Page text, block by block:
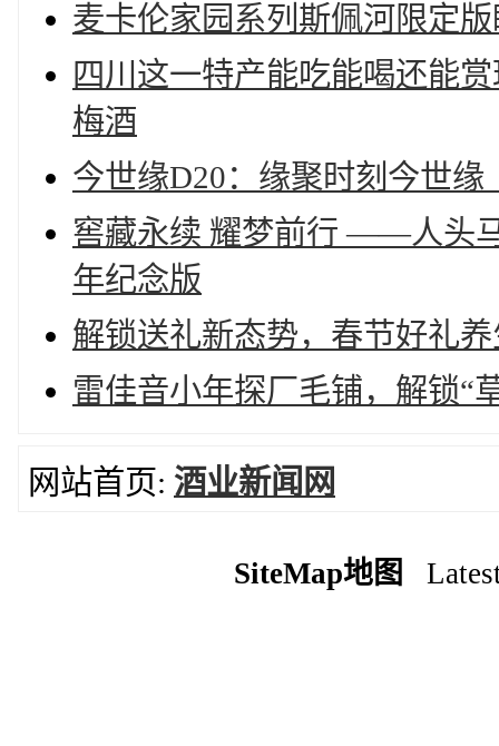
麦卡伦家园系列斯佩河限定
四川这一特产能吃能喝还能
梅酒
今世缘D20：缘聚时刻今世
窖藏永续 耀梦前行 ——人头
年纪念版
解锁送礼新态势，春节好礼
雷佳音小年探厂毛铺，解锁“
网站首页: 酒业新闻网
SiteMap地图